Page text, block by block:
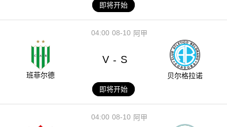
即将开始
08-10
04:00 阿甲
班菲尔德
V - S
贝尔格拉诺
即将开始
08-10
04:00 阿甲